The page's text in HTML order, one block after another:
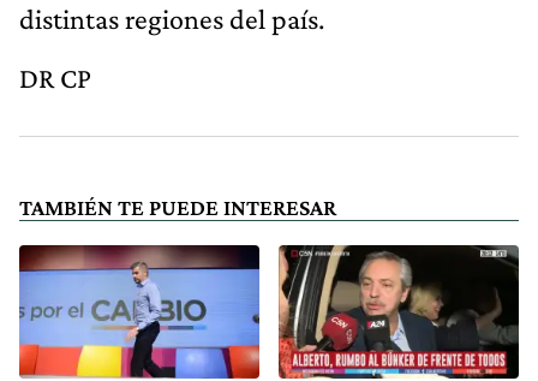
distintas regiones del país.
DR CP
TAMBIÉN TE PUEDE INTERESAR